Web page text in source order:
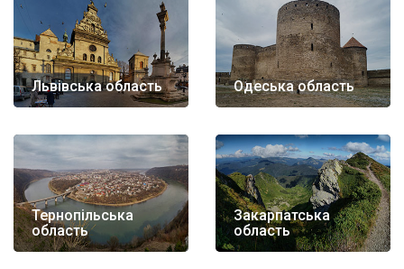
Львівська область Одеська область
Тернопільська
область
Закарпатська
область